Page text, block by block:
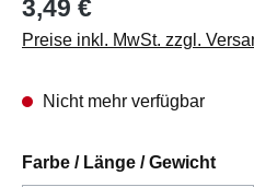
3,49 €
Preise inkl. MwSt. zzgl.
Nicht mehr verfügbar
Farbe / Länge / Gewicht